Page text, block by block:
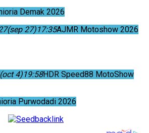
Demak 2026
(sep 27)17:35AJMR Motoshow 2026
(oct 4)19:58HDR Speed88 MotoShow
Purwodadi 2026